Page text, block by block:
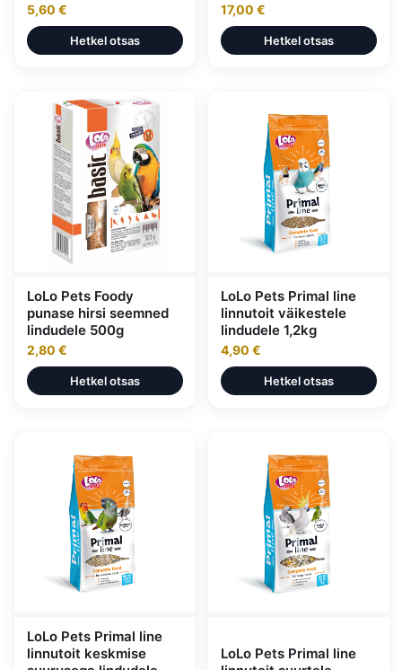
5,60 €
Hetkel otsas
17,00 €
Hetkel otsas
LoLo Pets Foody
punase hirsi seemned
lindudele 500g
2,80 €
Hetkel otsas
LoLo Pets Primal line
linnutoit väikestele
lindudele 1,2kg
4,90 €
Hetkel otsas
LoLo Pets Primal line
linnutoit keskmise
LoLo Pets Primal line